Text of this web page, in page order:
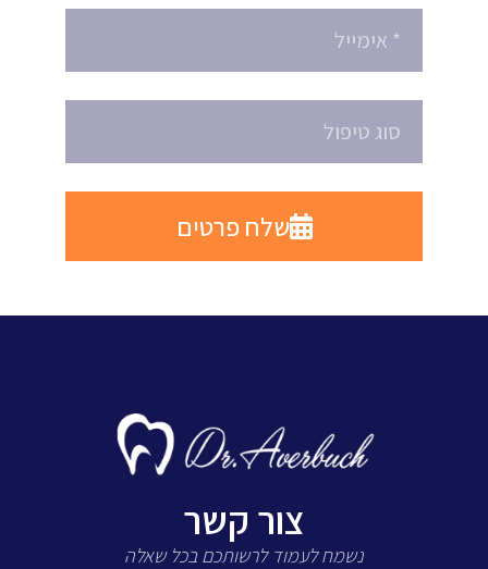
שלח פרטים
צור קשר
נשמח לעמוד לרשותכם בכל שאלה